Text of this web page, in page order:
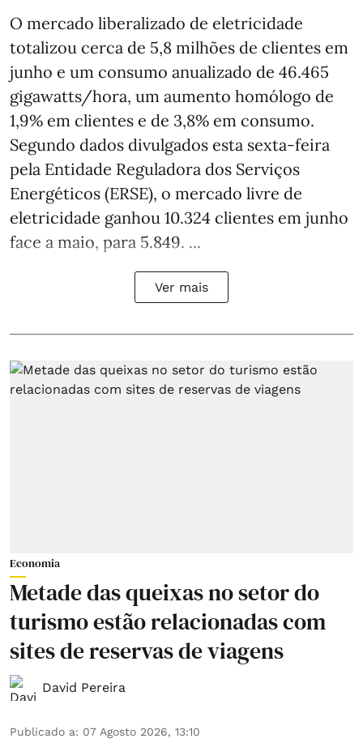
O mercado liberalizado de eletricidade
totalizou cerca de 5,8 milhões de clientes em
junho e um consumo anualizado de 46.465
gigawatts/hora, um aumento homólogo de
1,9% em clientes e de 3,8% em consumo.
Segundo dados divulgados esta sexta-feira
pela Entidade Reguladora dos Serviços
Energéticos (ERSE), o mercado livre de
eletricidade ganhou 10.324 clientes em junho
face a maio, para 5.849. ...
Ver mais
Economia
Metade das queixas no setor do
turismo estão relacionadas com
sites de reservas de viagens
David Pereira
Publicado a: 07 Agosto 2026, 13:10